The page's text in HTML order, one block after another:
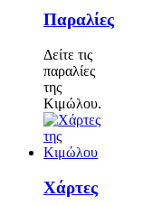
Παραλίες
Δείτε τις
παραλίες
της
Κιμώλου.
Χάρτες